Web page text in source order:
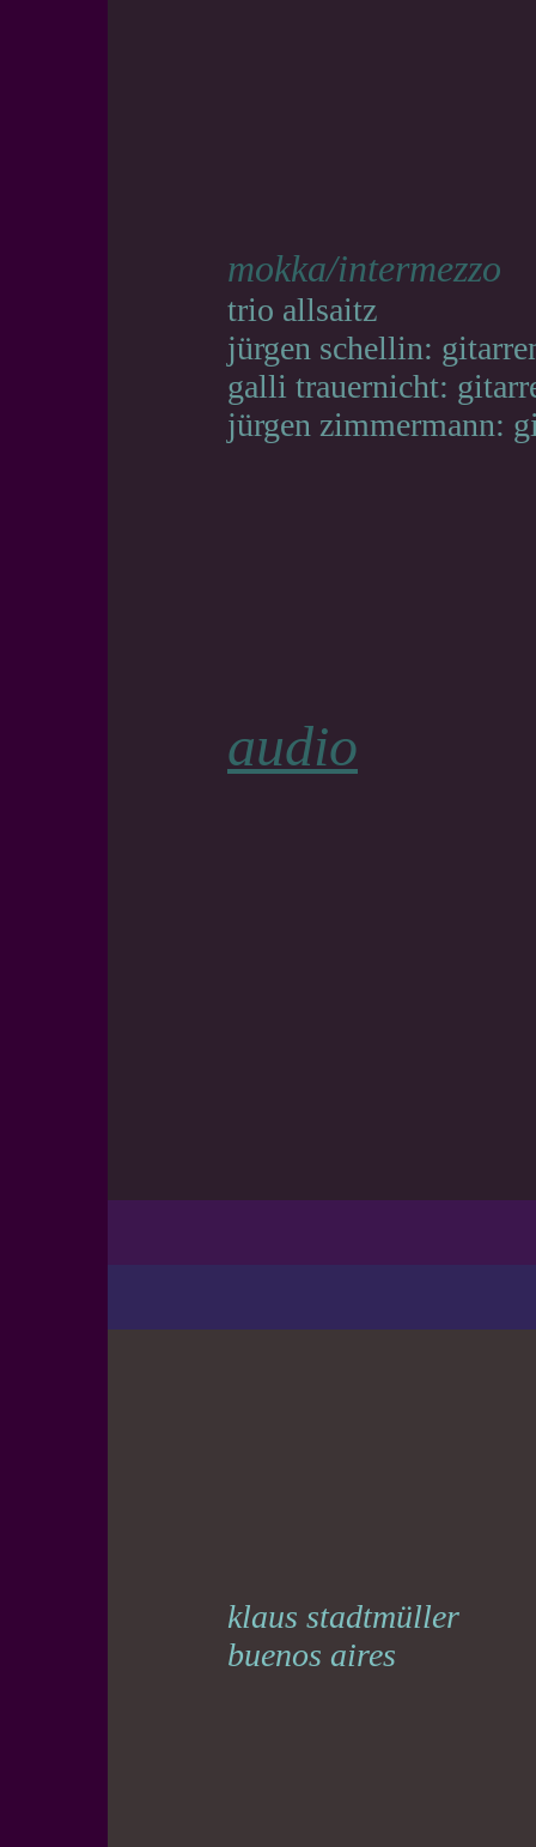
mokka/intermezzo
trio allsaitz
jürgen schellin:
galli trauernicht:
jürgen zimmermann:
audio
klaus stadtmüller
buenos aires